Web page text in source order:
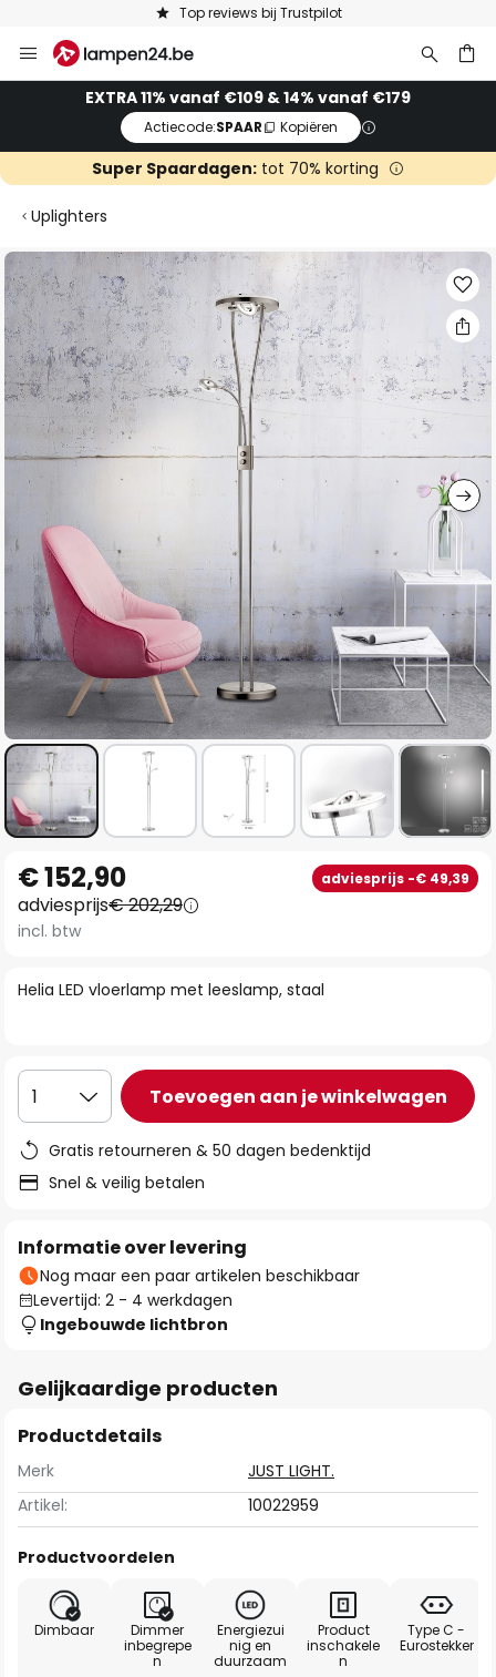
Top reviews bij Trustpilot
naar
EXTRA 11% vanaf €109 & 14% vanaf €179
Actiecode:SPAAR Kopiëren
Super Spaardagen: tot 70% korting
Uplighters
Ga
naar
het
einde
van
de
afbeeldingen-
gallerij
naar
het
begin
de
Helia LED vloerlamp met leeslamp, staal
€ 152,90 adviesprijs -€ 49,39
adviesprijs€ 202,29
incl. btw
1 Toevoegen aan je winkelwagen
Gratis retourneren & 50 dagen bedenktijd
Snel & veilig betalen
Informatie over levering
Nog maar een paar artikelen beschikbaar
Levertijd: 2 - 4 werkdagen
Ingebouwde lichtbron
Gelijkaardige producten
Productdetails
Merk
JUST LIGHT.
Artikel:
10022959
Productvoordelen
Dimbaar
Dimmer
inbegrepe
n
Energiezui
nig en
duurzaam
Product
inschakele
n
Type C -
Eurostekker